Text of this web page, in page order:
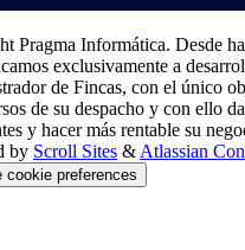
Pragma Informática. Desde
exclusivamente a
de Fincas, con el único
de su despacho y con ello
y hacer más rentable su
by Scroll Sites &Atlassian
cookie preferences